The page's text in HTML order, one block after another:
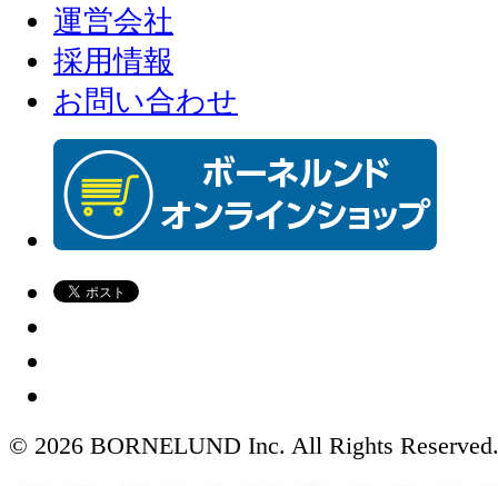
運営会社
採用情報
お問い合わせ
© 2026 BORNELUND Inc. All Rights Reserved.